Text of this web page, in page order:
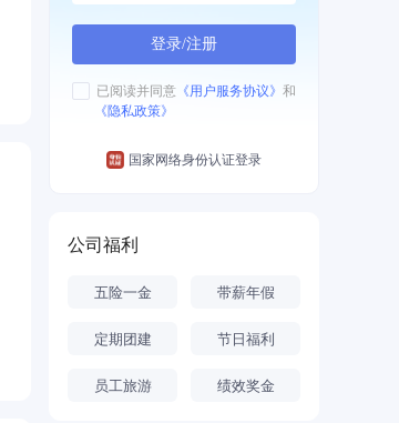
登录/注册
已阅读并同意 《用户服务协议》 和
《隐私政策》
国家网络身份认证登录
公司福利
五险一金 带薪年假
定期团建 节日福利
员工旅游 绩效奖金